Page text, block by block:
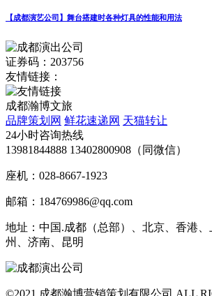
【成都演艺公司】舞台搭建时各种灯具的性能和用法
证券码：203756
友情链接：
成都瀚博文旅
品牌策划网 鲜花速递网 天猫转让
24小时咨询热线
13981844888 13402800908（同微信）
座机：028-8667-1923
邮箱：184769986@qq.com
地址：中国.成都（总部）、北京、香港
州、济南、昆明
©2021 成都瀚博营销策划有限公司 ALL